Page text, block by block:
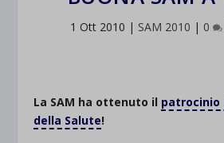
1 Ott 2010 | SAM 2010 | 0
La SAM ha ottenuto il patrocinio
della Salute!